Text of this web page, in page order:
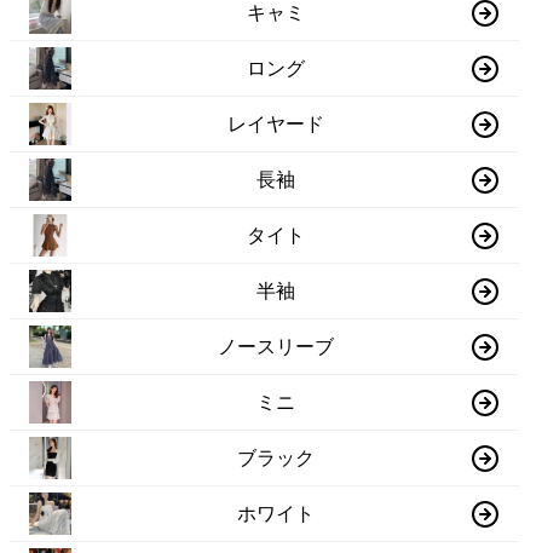
キャミ
ロング
レイヤード
長袖
タイト
半袖
ノースリーブ
ミニ
ブラック
ホワイト